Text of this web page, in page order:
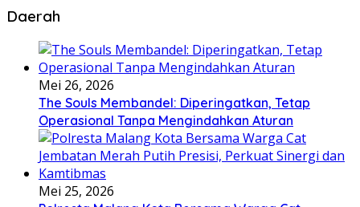
Daerah
Mei 26, 2026
The Souls Membandel: Diperingatkan, Tetap
Operasional Tanpa Mengindahkan Aturan
Mei 25, 2026